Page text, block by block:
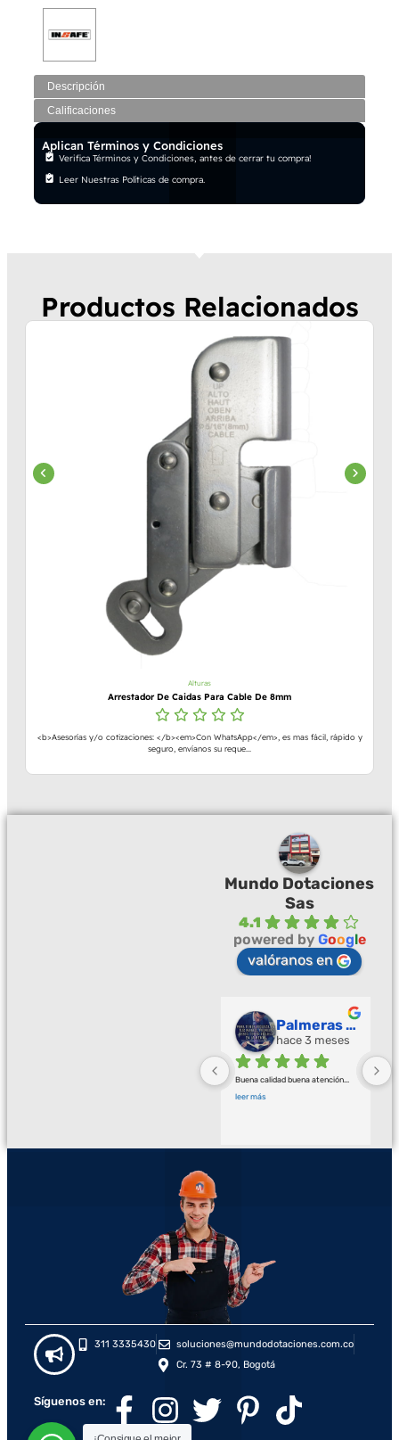
Descripción
Calificaciones
Aplican Términos y Condiciones
Verifica Términos y Condiciones, antes de cerrar tu compra!
Leer Nuestras Políticas de compra.
Productos Relacionados
Alturas
Arrestador De Caidas Para Cable De 8mm
<b>Asesorías y/o cotizaciones: </b><em>Con WhatsApp</em>, es mas fácil, rápido y
seguro, envíanos su reque...
Mundo Dotaciones
Sas
4.1
powered by Google
valóranos en
Palmeras Doradas
hace 3 meses
Buena calidad buena atención
leer más
311 3335430
soluciones@mundodotaciones.com.co
Cr. 73 # 8-90, Bogotá
Síguenos en: